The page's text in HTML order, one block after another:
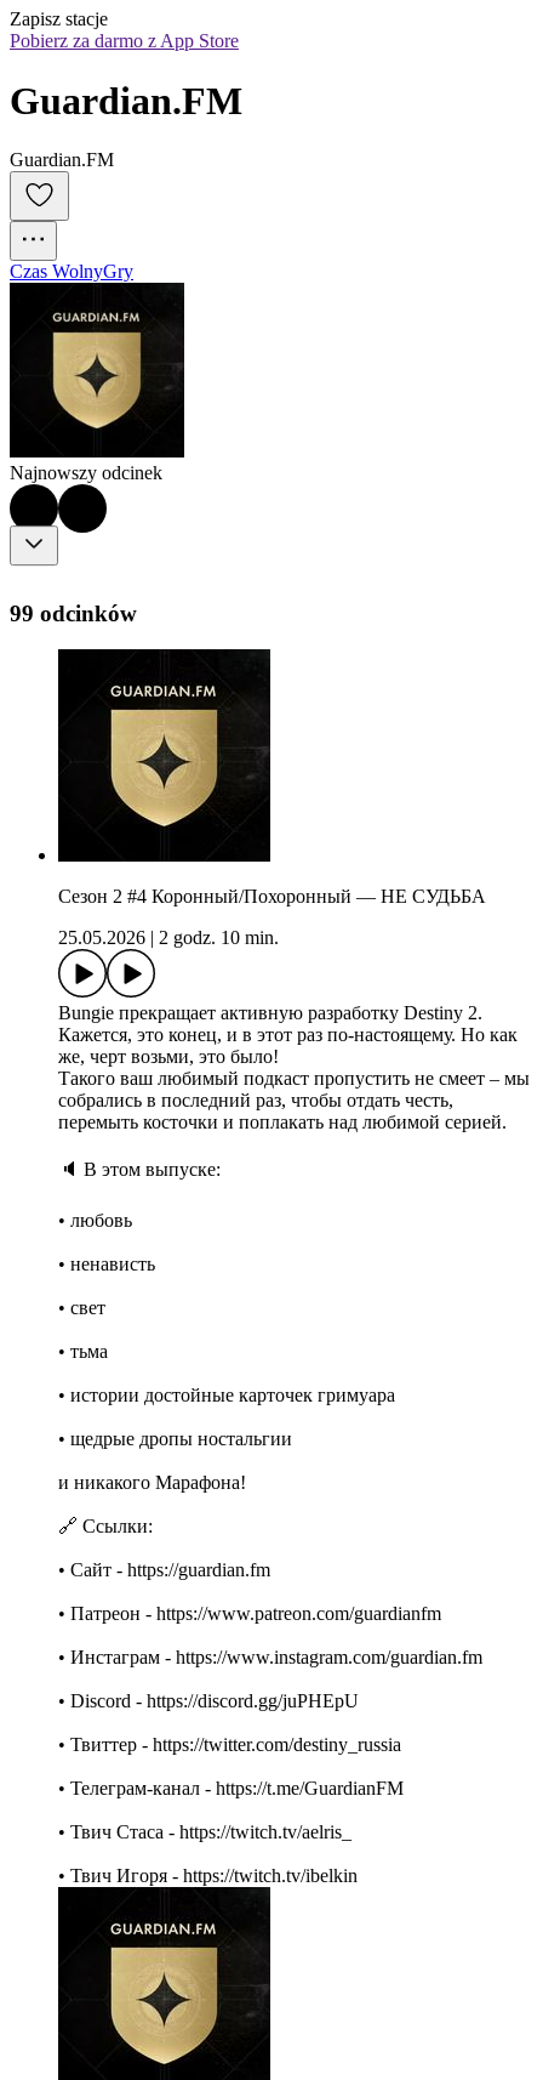
Zapisz stacje
Pobierz za darmo z App Store
Guardian.FM
Guardian.FM
Czas WolnyGry
Najnowszy odcinek
99 odcinków
Сезон 2 #4 Коронный/Похоронный — НЕ СУДЬБА
25.05.2026
2 godz. 10 min.
Bungie прекращает активную разработку Destiny 2.
Кажется, это конец, и в этот раз по-настоящему. Но как
же, черт возьми, это было!
Такого ваш любимый подкаст пропустить не смеет – мы
собрались в последний раз, чтобы отдать честь,
перемыть косточки и поплакать над любимой серией.
🔈 В этом выпуске:
• любовь
• ненависть
• свет
• тьма
• истории достойные карточек гримуара
• щедрые дропы ностальгии
и никакого Марафона!
🔗 Ссылки:
• Cайт - https://guardian.fm
• Патреон - https://www.patreon.com/guardianfm
• Инстаграм - https://www.instagram.com/guardian.fm
• Discord - https://discord.gg/juPHEpU
• Твиттер - https://twitter.com/destiny_russia
• Телеграм-канал - https://t.me/GuardianFM
• Твич Стаса - https://twitch.tv/aelris_
• Твич Игоря - https://twitch.tv/ibelkin